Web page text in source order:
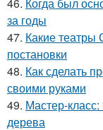
46. Когда был
за годы
47. Какие театры
постановки
48. Как сделать
своими руками
49. Мастер-
дерева